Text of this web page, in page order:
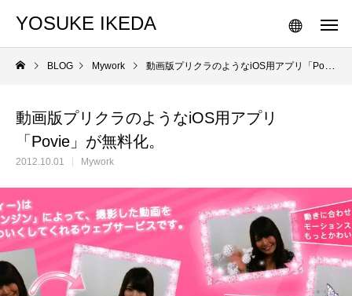
YOSUKE IKEDA
BLOG Mywork 動画版プリクラのようなiOS用アプリ「Povie」が無料化。
動画版プリクラのようなiOS用アプリ
「Povie」が無料化。
2012.10.01 Mywork